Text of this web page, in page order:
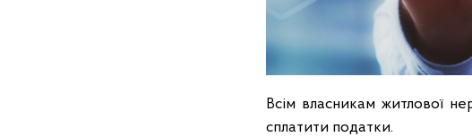
Всім власникам житлової
сплатити податки.